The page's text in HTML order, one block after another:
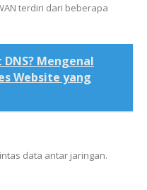
terdiri dari beberapa
Mengenal
Website yang
data antar jaringan.